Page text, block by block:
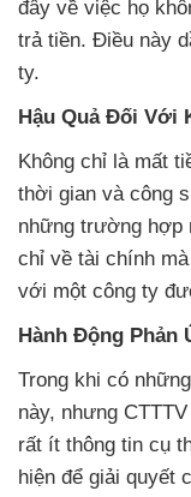
đây về việc họ
trả tiền. Điều này
ty.
Hậu Quả Đối Với
Không chỉ là mất
thời gian và công
những trường hợp
chỉ về tài chính
với một công ty
Hành Động Phản
Trong khi có
này, nhưng
rất ít thông tin cụ
hiện để giải quyết